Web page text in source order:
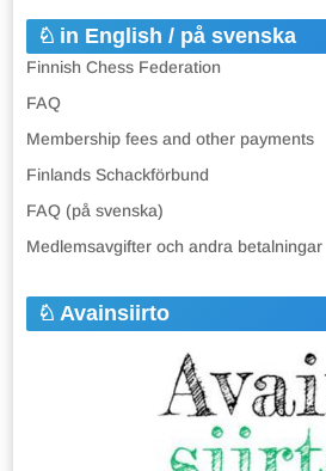
in English / på svenska
Finnish Chess Federation
FAQ
Membership fees and other payments
Finlands Schackförbund
FAQ (på svenska)
Medlemsavgifter och andra betalningar
Avainsiirto